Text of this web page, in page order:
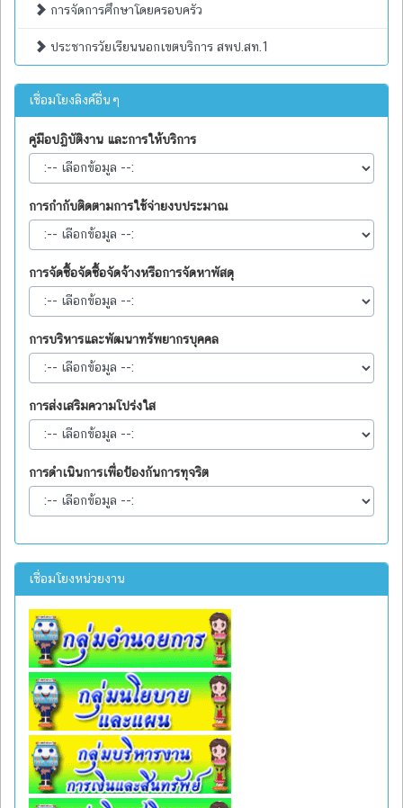
การจัดการศึกษาโดยครอบครัว
ประชากรวัยเรียนนอกเขตบริการ สพป.สท.1
เชื่อมโยงลิงค์อื่นๆ
คู่มือปฏิบัติงาน และการให้บริการ
การกำกับติดตามการใช้จ่ายงบประมาณ
การจัดซื้อจัดซื้อจัดจ้างหรือการจัดหาพัสดุ
การบริหารและพัฒนาทรัพยากรบุคคล
การส่งเสริมความโปร่งใส
การดำเนินการเพื่อป้องกันการทุจริต
เชื่อมโยงหน่วยงาน